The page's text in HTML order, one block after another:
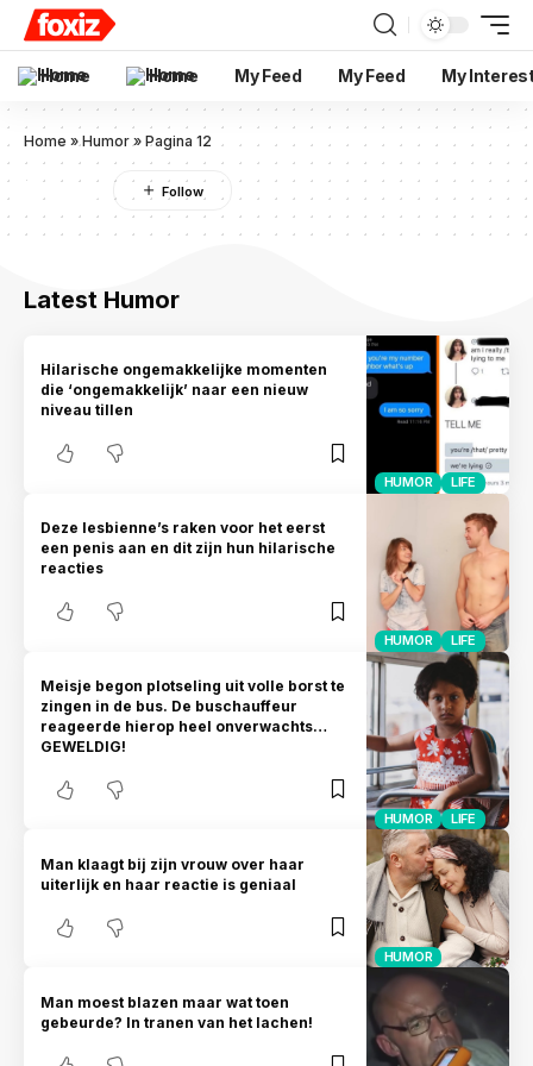
Home Home My Feed My Feed My
Home »Humor» Pagina 12
Humor
Latest Humor
HUMOR LIFE
Hilarische ongemakkelijke momenten
die ‘ongemakkelijk’ naar een nieuw
niveau tillen
HUMOR LIFE
Deze lesbienne’s raken voor het eerst
een penis aan en dit zijn hun hilarische
reacties
HUMOR LIFE
Meisje begon plotseling uit volle borst te
zingen in de bus. De buschauffeur
reageerde hierop heel onverwachts…
GEWELDIG!
HUMOR
Man klaagt bij zijn vrouw over haar
uiterlijk en haar reactie is geniaal
Man moest blazen maar wat toen
gebeurde? In tranen van het lachen!